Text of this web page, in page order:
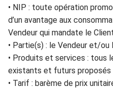
• NIP : toute opération
d’un avantage aux cons
Vendeur qui mandate le
• Partie(s) : le Vendeur et/ou
• Produits et services : tous
existants et futurs proposés
• Tarif : barème de prix unita